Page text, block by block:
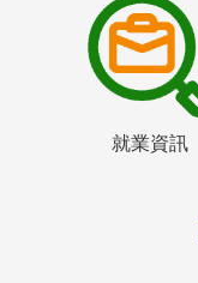
就業資訊